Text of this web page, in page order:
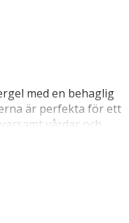
med en behaglig
är perfekta för ett
vårdar och
mjuk och ren.
bath &